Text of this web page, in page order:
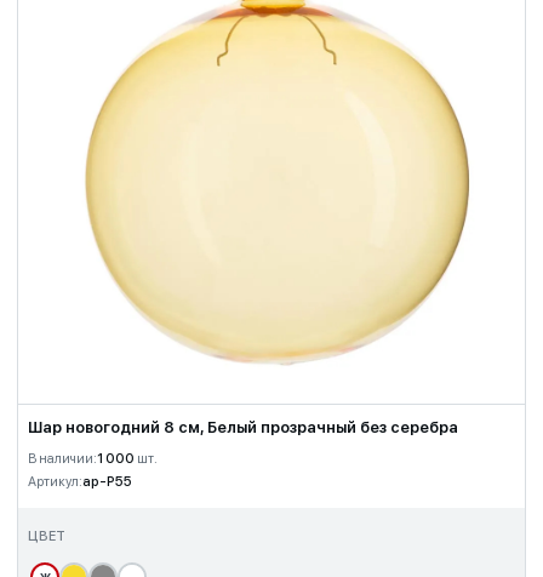
Шар новогодний 8 см, Белый прозрачный без серебра
В наличии:1 000 шт.
Артикул:ap-P55
ЦВЕТ